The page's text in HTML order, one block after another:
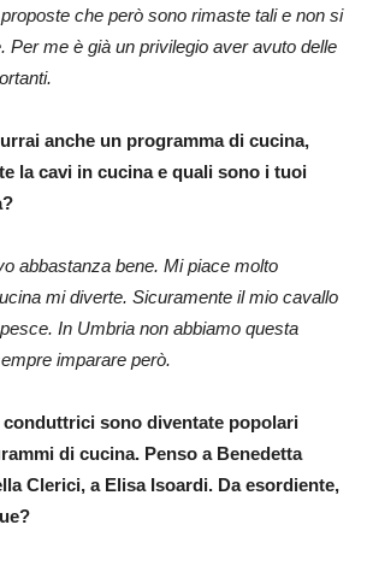
che però sono rimaste tali e non si
Per me è già un privilegio aver avuto delle
anche un programma di cucina,
la cavi in cucina e quali sono i tuoi
abbastanza bene. Mi piace molto
mi diverte. Sicuramente il mio cavallo
In Umbria non abbiamo questa
imparare però.
conduttrici sono diventate popolari
di cucina. Penso a Benedetta
Clerici, a Elisa Isoardi. Da esordiente,